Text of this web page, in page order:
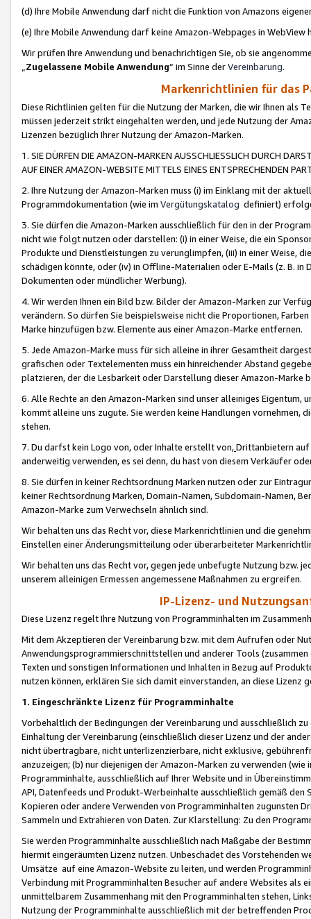
(d) Ihre Mobile Anwendung darf nicht die Funktion von Amazons
(e) Ihre Mobile Anwendung darf keine Amazon-Webpages in WebView
Wir prüfen Ihre Anwendung und benachrichtigen Sie, ob sie
„Zugelassene Mobile Anwendung“ im Sinne derVereinbarung.
Markenrichtlinien für das
Diese Richtlinien gelten für die Nutzung der Marken, die wir Ihnen als
müssen jederzeit strikt eingehalten werden, und jede Nutzung der
Lizenzen bezüglich Ihrer Nutzung der Amazon-Marken.
1. SIE DÜRFEN DIE AMAZON-MARKEN AUSSCHLIESSLICH DURCH
AUF EINER AMAZON-WEBSITE MITTELS EINES ENTSPRECHENDEN
2. Ihre Nutzung der Amazon-Marken muss (i) im Einklang mit der
Programmdokumentation (wie im Vergütungskatalog definiert)
3. Sie dürfen die Amazon-Marken ausschließlich für den in der
nicht wie folgt nutzen oder darstellen: (i) in einer Weise, die ein
Produkte und Dienstleistungen zu verunglimpfen, (iii) in einer Weise,
schädigen könnte, oder (iv) in Offline-Materialien oder E-Mails (z. B. in
Dokumenten oder mündlicher Werbung).
4. Wir werden Ihnen ein Bild bzw. Bilder der Amazon-Marken zur
verändern. So dürfen Sie beispielsweise nicht die Proportionen,
Marke hinzufügen bzw. Elemente aus einer Amazon-Marke entfernen.
5. Jede Amazon-Marke muss für sich alleine in ihrer Gesamtheit
grafischen oder Textelementen muss ein hinreichender Abstand
platzieren, der die Lesbarkeit oder Darstellung dieser Amazon-Marke
6. Alle Rechte an den Amazon-Marken sind unser alleiniges
kommt alleine uns zugute. Sie werden keine Handlungen vornehmen,
stehen.
7. Du darfst kein Logo von, oder Inhalte erstellt von,Drittanbietern auf
anderweitig verwenden, es sei denn, du hast von diesem Verkäufer
8. Sie dürfen in keiner Rechtsordnung Marken nutzen oder zur
keiner Rechtsordnung Marken, Domain-Namen, Subdomain-Namen,
Amazon-Marke zum Verwechseln ähnlich sind.
Wir behalten uns das Recht vor, diese Markenrichtlinien und die
Einstellen einer Änderungsmitteilung oder überarbeiteter
Wir behalten uns das Recht vor, gegen jede unbefugte Nutzung bzw.
unserem alleinigen Ermessen angemessene Maßnahmen zu ergreifen.
IP-Lizenz- und
Diese Lizenz regelt Ihre Nutzung von Programminhalten im
Mit dem Akzeptieren der Vereinbarung bzw. mit dem Aufrufen oder
Anwendungsprogrammierschnittstellen und anderer Tools (zusammen
Texten und sonstigen Informationen und Inhalten in Bezug auf
nutzen können, erklären Sie sich damit einverstanden, an diese Lizenz
1. Eingeschränkte Lizenz für Programminhalte
Vorbehaltlich der Bedingungen der Vereinbarung und ausschließlich
Einhaltung der Vereinbarung (einschließlich dieser Lizenz und der
nicht übertragbare, nicht unterlizenzierbare, nicht exklusive,
anzuzeigen; (b) nur diejenigen der Amazon-Marken zu verwenden
Programminhalte, ausschließlich auf Ihrer Website und in
API, Datenfeeds und Produkt-Werbeinhalte ausschließlich gemäß
Kopieren oder andere Verwenden von Programminhalten zugunsten
Sammeln und Extrahieren von Daten. Zur Klarstellung: Zu den
Sie werden Programminhalte ausschließlich nach Maßgabe der
hiermit eingeräumten Lizenz nutzen. Unbeschadet des Vorstehenden
Umsätze auf eine Amazon-Website zu leiten, und werden
Verbindung mit Programminhalten Besucher auf andere Websites als
unmittelbarem Zusammenhang mit den Programminhalten stehen,
Nutzung der Programminhalte ausschließlich mit der betreffenden